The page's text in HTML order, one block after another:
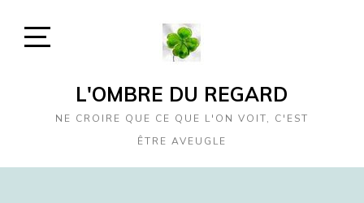
SidebarL'OMBRE DU REGARD
NE CROIRE QUE CE QUE L'ON VOIT, C'EST
ÊTRE AVEUGLE